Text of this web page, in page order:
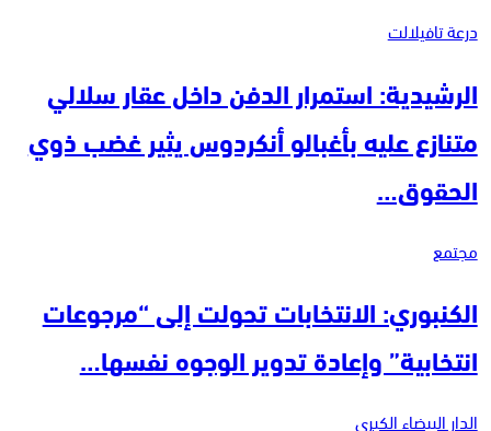
درعة تافيلالت
الرشيدية: استمرار الدفن داخل عقار سلالي
متنازع عليه بأغبالو أنكردوس يثير غضب ذوي
الحقوق…
مجتمع
الكنبوري: الانتخابات تحولت إلى “مرجوعات
انتخابية” وإعادة تدوير الوجوه نفسها…
الدار البيضاء الكبرى